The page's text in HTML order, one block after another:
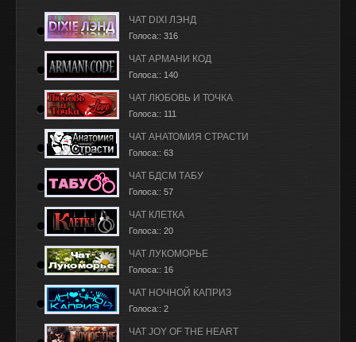
ЧАТ DIXI ЛЭНД
Голоса:: 316
ЧАТ АРМАНИ КОД
Голоса:: 140
ЧАТ ЛЮБОВЬ И ТОЧКА
Голоса:: 111
ЧАТ АНАТОМИЯ СТРАСТИ
Голоса:: 63
ЧАТ БДСМ ТАБУ
Голоса:: 57
ЧАТ КЛЕТКА
Голоса:: 20
ЧАТ ЛУКОМОРЬЕ
Голоса:: 16
ЧАТ НОЧНОЙ КАПРИЗ
Голоса:: 2
ЧАТ JOY OF THE HEART